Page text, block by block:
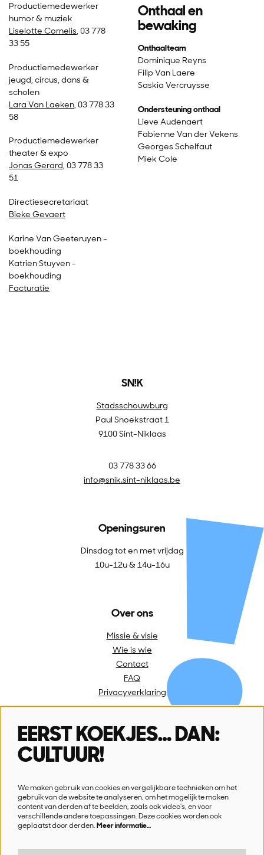
Productiemedewerker
humor & muziek
Liselotte Cornelis, 03 778
33 55
Productiemedewerker
jeugd, circus, dans &
scholen
Lara Van Laeken, 03 778 33
58
Productiemedewerker
theater & expo
Jonas Gerard, 03 778 33
51
Directiesecretariaat
Bieke Gevaert
Karine Van Geeteruyen -
boekhouding
Katrien Stuyven -
boekhouding
Facturatie
Onthaal en
bewaking
Onthaalteam
Dominique Reyns
Filip Van Laere
Saskia Vercruysse
Ondersteuning onthaal
Lieve Audenaert
Fabienne Van der Vekens
Georges Schelfaut
Miek Cole
SN!K
Stadsschouwburg
Paul Snoekstraat 1
9100 Sint-Niklaas
03 778 33 66
info@snik.sint-niklaas.be
Openingsuren
Dinsdag tot en met vrijdag
10u-12u & 14u-16u
Over ons
Missie & visie
Wie is wie
Contact
FAQ
Privacyverklaring
Volg ons
Schrijf je in voor onze nieuwsbrief
Ik wil nieuws!
EERST KOEKJES… DAN:
CULTUUR!
We maken gebruik van cookies en vergelijkbare technieken om het
gebruik van de website te analyseren, om het mogelijk te maken
content van derden af te beelden, zoals ook video’s, en voor
verschillende andere toepassingen. Deze cookies worden ook
geplaatst door derden.Meer informatie…